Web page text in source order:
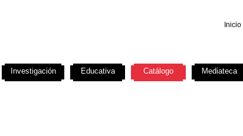
Inicio
Investigación Educativa Catálogo Mediateca